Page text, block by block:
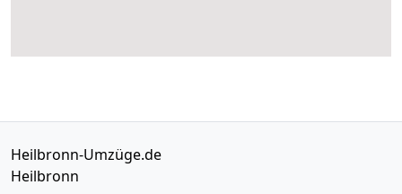
Heilbronn-Umzüge.de
Heilbronn